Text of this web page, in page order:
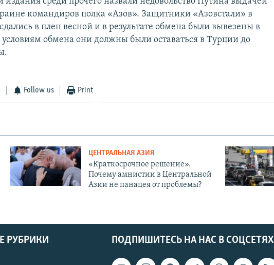
командиров полка «Азов». Защитники «Азовстали» в
в плен весной и в результате обмена были вывезены в
обмена они должны были оставаться в Турции до
Follow us Print
ЦЕНТРАЛЬНАЯ АЗИЯ
«Краткосрочное решение».
Почему амнистии в Центральной
Азии не панацея от проблемы?
ПОДПИШИТЕСЬ НА НАС В СОЦСЕТЯХ
РУБРИКИ